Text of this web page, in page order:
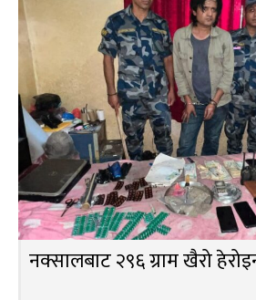
नक्सालबाट २९६ ग्राम खैरो